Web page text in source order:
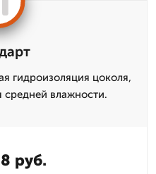
гидроизоляция цоколя,
влажности.
руб.